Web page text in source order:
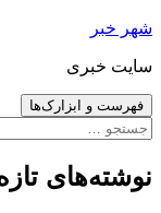
رفتن
نوشته‌ها
شهر خبر
سایت خبری
فهرست و ابزارک‌ها
جستجو
نوشته‌های